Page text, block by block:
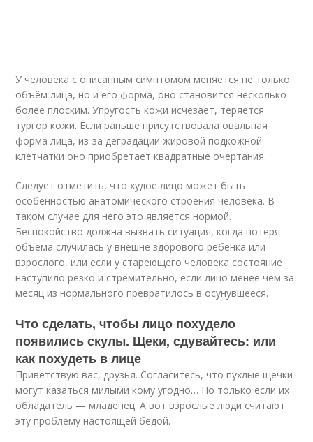
У человека с описанным симптомом меняется не только
объём лица, но и его форма, оно становится несколько
более плоским. Упругость кожи исчезает, теряется
тургор кожи. Если раньше присутствовала овальная
форма лица, из-за деградации жировой подкожной
клетчатки оно приобретает квадратные очертания.
Следует отметить, что худое лицо может быть
особенностью анатомического строения человека. В
таком случае для него это является нормой.
Беспокойство должна вызвать ситуация, когда потеря
объёма случилась у внешне здорового ребёнка или
взрослого, или если у стареющего человека состояние
наступило резко и стремительно, если лицо менее чем за
месяц из нормального превратилось в осунувшееся.
Что сделать, чтобы лицо похудело
появились скулы. Щеки, сдувайтесь: или
как похудеть в лице
Приветствую вас, друзья. Согласитесь, что пухлые щечки
могут казаться милыми кому угодно… Но только если их
обладатель — младенец. А вот взрослые люди считают
эту проблему настоящей бедой.